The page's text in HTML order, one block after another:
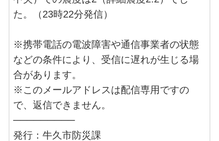
た。（23時22分発信）
※携帯電話の電波障害や通信事業者の状態
などの条件により、受信に遅れが生じる場
合があります。
※このメールアドレスは配信専用ですの
で、返信できません。
─────────
発行：牛久市防災課